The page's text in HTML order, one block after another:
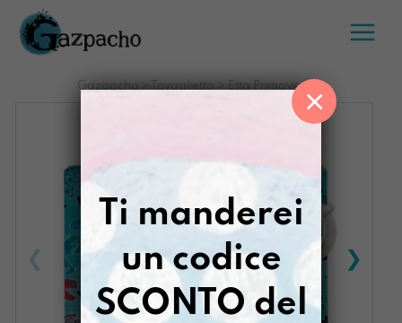
Salta
contenuto
Gazpacho> Tovaglietta > Etta Primavera
Ti manderei
un codice
SCONTO del
×